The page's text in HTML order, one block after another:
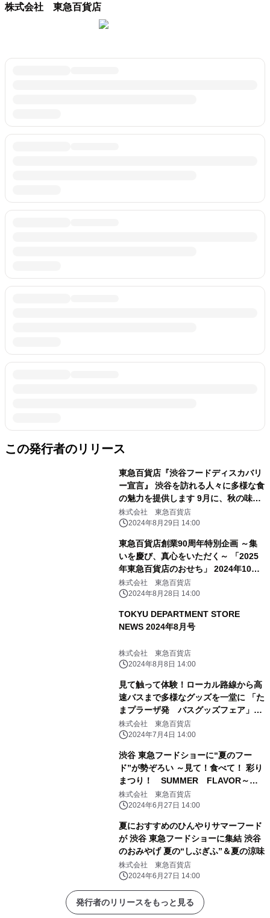
株式会社 東急百貨店
この発行者のリリース
東急百貨店『渋谷フードディスカバリ
ー宣言』 渋谷を訪れる人々に多様な食
の魅力を提供します 9月に、秋の味覚
を取り揃えた「SHIBUYA FOOD
DUNGEON」を開催！
株式会社 東急百貨店
2024年8月29日 14:00
東急百貨店創業90周年特別企画 ～集
いを慶び、真心をいただく～ 「2025
年東急百貨店のおせち」 2024年10月1
日（火）から承り開始
株式会社 東急百貨店
2024年8月28日 14:00
TOKYU DEPARTMENT STORE
NEWS 2024年8月号
株式会社 東急百貨店
2024年8月8日 14:00
見て触って体験！ローカル路線から高
速バスまで多様なグッズを一堂に 「た
まプラーザ発 バスグッズフェア」を
開催
株式会社 東急百貨店
2024年7月4日 14:00
渋谷 東急フードショーに“夏のフー
ド”が勢ぞろい ～見て！食べて！ 彩り
まつり！ SUMMER FLAVOR～
「Foodshow Special Week」開催
株式会社 東急百貨店
2024年6月27日 14:00
夏におすすめのひんやりサマーフード
が 渋谷 東急フードショーに集結 渋谷
のおみやげ 夏の“しぶぎふ”＆夏の涼味
株式会社 東急百貨店
2024年6月27日 14:00
発行者のリリースをもっと見る